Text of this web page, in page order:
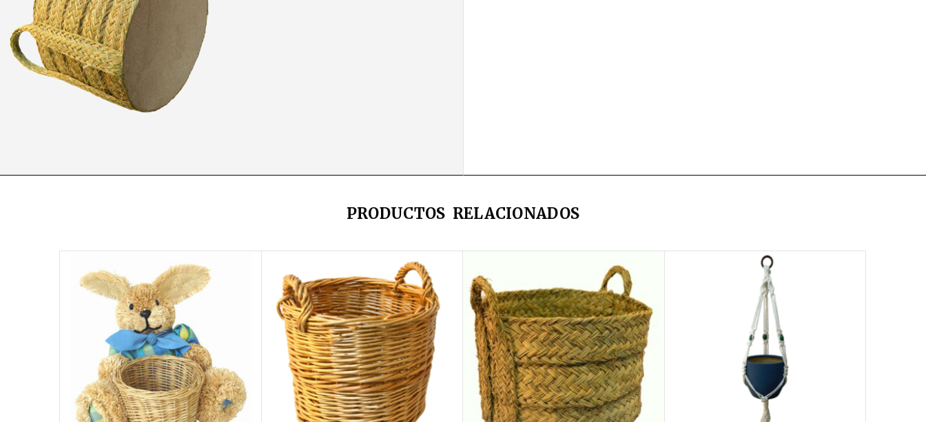
PRODUCTOS RELACIONADOS